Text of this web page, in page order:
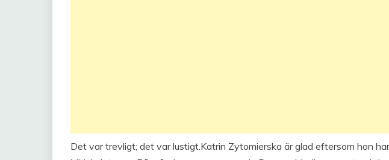
Det var trevligt; det var lustigt.Katrin Zytomierska är glad eftersom hon